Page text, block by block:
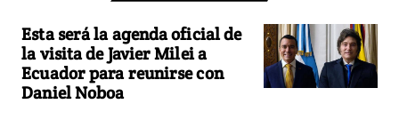
Esta será la agenda oficial de
la visita de Javier Milei a
Ecuador para reunirse con
Daniel Noboa